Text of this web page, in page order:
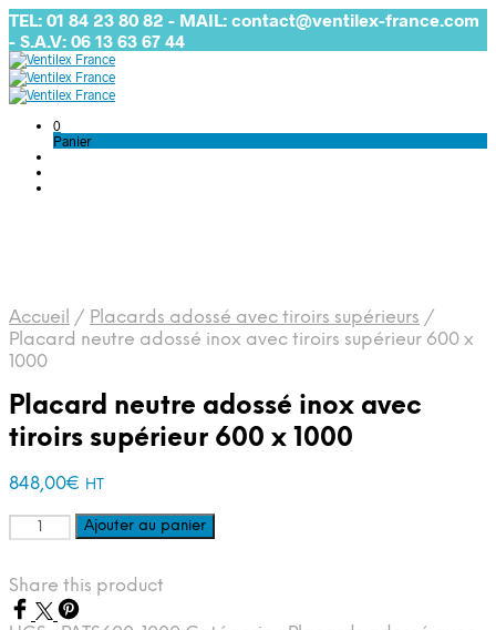
TEL: 01 84 23 80 82 - MAIL: contact@ventilex-france.com
- S.A.V: 06 13 63 67 44
0
Panier
Accueil / Placards adossé avec tiroirs supérieurs /
Placard neutre adossé inox avec tiroirs supérieur 600 x
1000
Placard neutre adossé inox avec
tiroirs supérieur 600 x 1000
848,00€ HT
quantité
de
neutre
adossé
Ajouter au panier
Share this product